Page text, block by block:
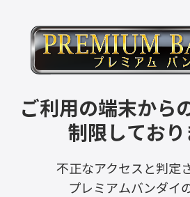
ご利用の端末から
制限しており
不正なアクセスと判定
プレミアムバンダイ